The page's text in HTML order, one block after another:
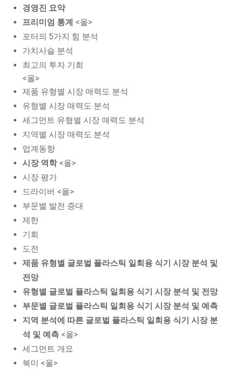
경영진 요약
프리미엄 통계 <올>
포터의 5가지 힘 분석
가치사슬 분석
최고의 투자 기회
<올>
제품 유형별 시장 매력도 분석
유형별 시장 매력도 분석
세그먼트 유형별 시장 매력도 분석
지역별 시장 매력도 분석
업계동향
시장 역학<올>
시장 평가
드라이버 <올>
부문별 발전 증대
제한
기회
도전
제품 유형별 글로벌 플라스틱 일회용 식기 시장 분석 및
전망
유형별 글로벌 플라스틱 일회용 식기 시장 분석 및 전망
부문별 글로벌 플라스틱 일회용 식기 시장 분석 및 예측
지역 분석에 따른 글로벌 플라스틱 일회용 식기 시장 분
석 및 예측 <올>
세그먼트 개요
북미 <올>